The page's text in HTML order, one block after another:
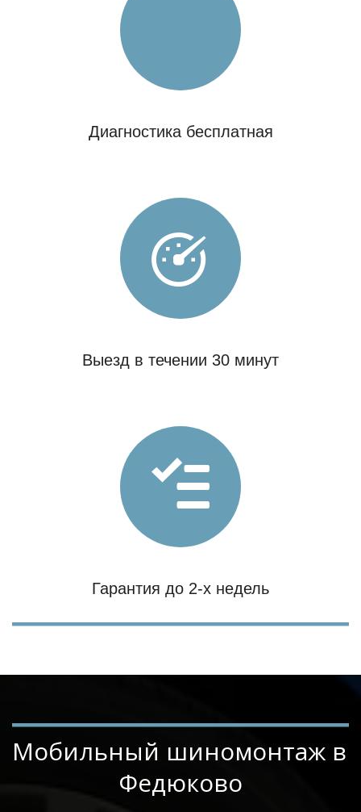
Диагностика бесплатная
Выезд в течении 30 минут
Гарантия до 2-х недель
Мобильный шиномонтаж в
Федюково